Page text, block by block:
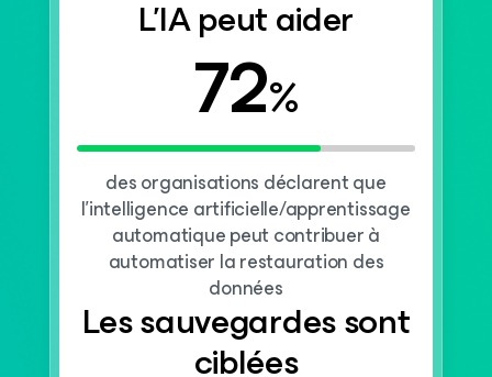
L’IA peut aider
72%
des organisations déclarent que
l’intelligence artificielle/apprentissage
automatique peut contribuer à
automatiser la restauration des
données
Les sauvegardes sont
ciblées